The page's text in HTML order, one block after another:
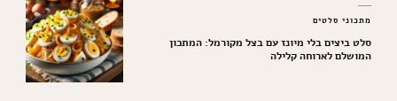
מתכוני סלטים
סלט ביצים בלי מיונז עם בצל מקורמל: המתכון
המושלם לארוחה קלילה